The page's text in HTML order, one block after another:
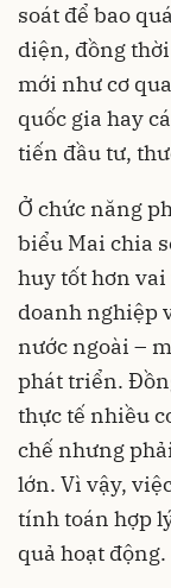
soát để bao
diện, đồng
mới như cơ
quốc gia hay
tiến đầu tư,
Ở chức năng
biểu Mai chia
huy tốt hơn
doanh nghiệp
nước ngoài –
phát triển.
thực tế nhiều
chế nhưng
lớn. Vì vậy,
tính toán hợp
quả hoạt động.